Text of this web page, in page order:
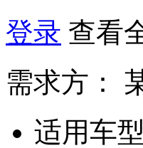
登录 查看
需求方：
适用车型